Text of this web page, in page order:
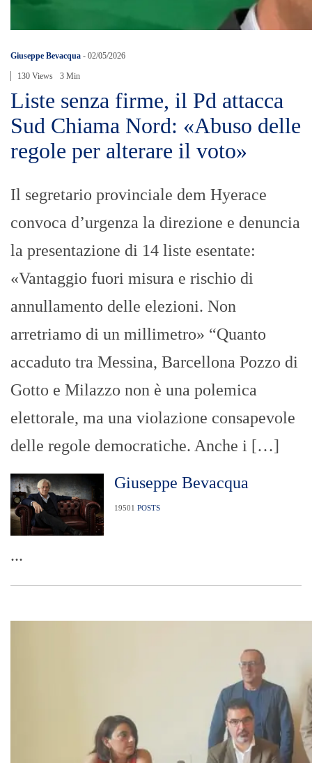
Giuseppe Bevacqua - 02/05/2026
130 Views 3 Min
Liste senza firme, il Pd attacca
Sud Chiama Nord: «Abuso delle
regole per alterare il voto»
Il segretario provinciale dem Hyerace
convoca d’urgenza la direzione e denuncia
la presentazione di 14 liste esentate:
«Vantaggio fuori misura e rischio di
annullamento delle elezioni. Non
arretriamo di un millimetro» “Quanto
accaduto tra Messina, Barcellona Pozzo di
Gotto e Milazzo non è una polemica
elettorale, ma una violazione consapevole
delle regole democratiche. Anche i […]
Giuseppe Bevacqua
19501 POSTS
...